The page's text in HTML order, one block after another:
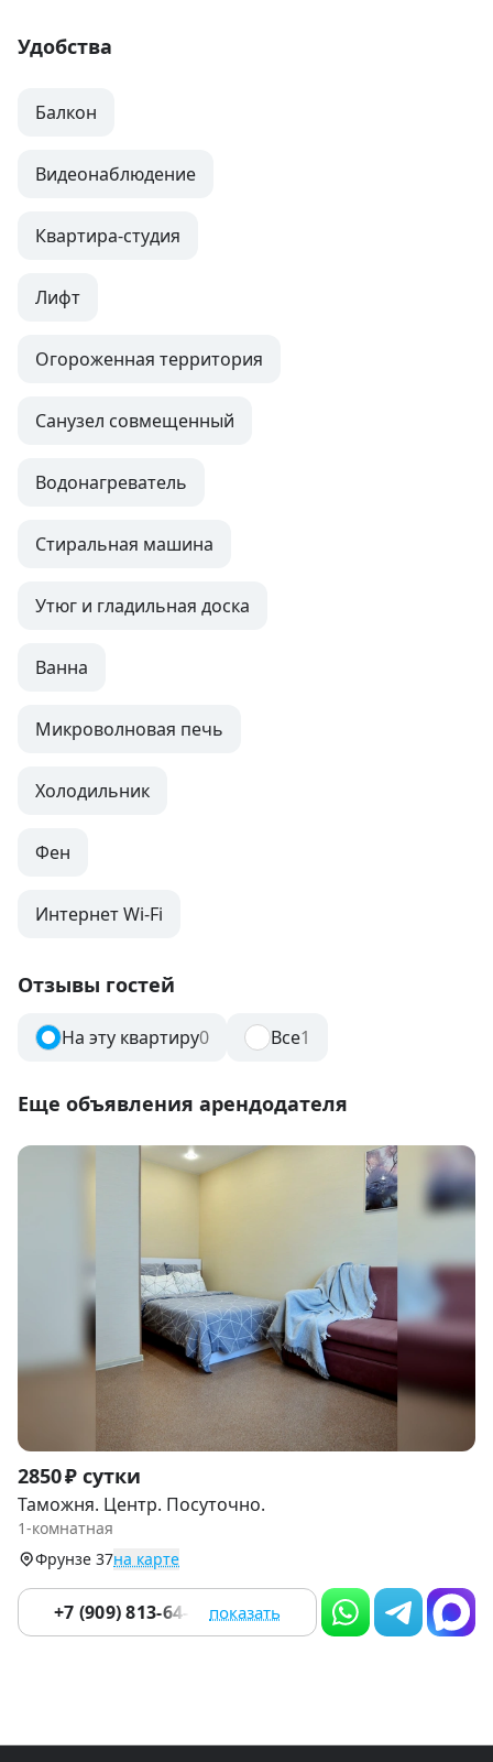
Удобства
Балкон
Видеонаблюдение
Квартира-студия
Лифт
Огороженная территория
Санузел совмещенный
Водонагреватель
Стиральная машина
Утюг и гладильная доска
Ванна
Микроволновая печь
Холодильник
Фен
Интернет Wi-Fi
Отзывы гостей
На эту квартиру0 Все1
Еще объявления арендодателя
Item
1
of
9
2850 ₽ сутки
Таможня. Центр. Посуточно.
1-комнатная
Фрунзе 37на карте
+7 (909) 813-64-16 показать